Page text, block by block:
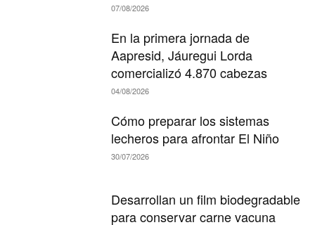
07/08/2026
En la primera jornada de
Aapresid, Jáuregui Lorda
comercializó 4.870 cabezas
04/08/2026
Cómo preparar los sistemas
lecheros para afrontar El Niño
30/07/2026
Desarrollan un film biodegradable
para conservar carne vacuna